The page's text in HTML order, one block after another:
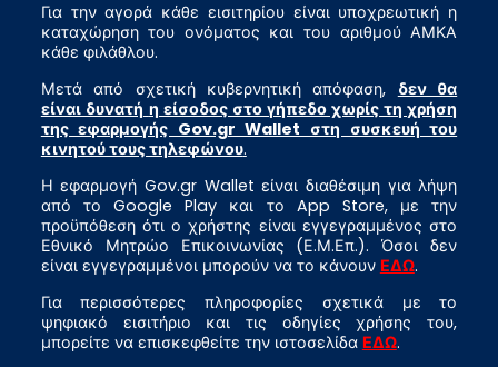
Για την αγορά κάθε εισιτηρίου είναι υποχρεωτική η
καταχώρηση του ονόματος και του αριθμού ΑΜΚΑ
κάθε φιλάθλου.
Μετά από σχετική κυβερνητική απόφαση, δεν θα
είναι δυνατή η είσοδος στο γήπεδο χωρίς τη χρήση
της εφαρμογής Gov.gr Wallet στη συσκευή του
κινητού τους τηλεφώνου.
Η εφαρμογή Gov.gr Wallet είναι διαθέσιμη για λήψη
από το Google Play και το App Store, με την
προϋπόθεση ότι ο χρήστης είναι εγγεγραμμένος στο
Εθνικό Μητρώο Επικοινωνίας (Ε.Μ.Επ.). Όσοι δεν
είναι εγγεγραμμένοι μπορούν να το κάνουν ΕΔΩ.
Για περισσότερες πληροφορίες σχετικά με το
ψηφιακό εισιτήριο και τις οδηγίες χρήσης του,
μπορείτε να επισκεφθείτε την ιστοσελίδα ΕΔΩ.